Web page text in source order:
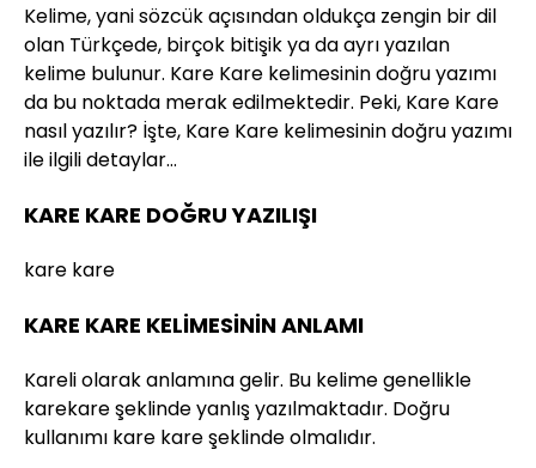
Kelime, yani sözcük açısından oldukça zengin bir dil
olan Türkçede, birçok bitişik ya da ayrı yazılan
kelime bulunur. Kare Kare kelimesinin doğru yazımı
da bu noktada merak edilmektedir. Peki, Kare Kare
nasıl yazılır? İşte, Kare Kare kelimesinin doğru yazımı
ile ilgili detaylar…
KARE KARE DOĞRU YAZILIŞI
kare kare
KARE KARE KELİMESİNİN ANLAMI
Kareli olarak anlamına gelir. Bu kelime genellikle
karekare şeklinde yanlış yazılmaktadır. Doğru
kullanımı kare kare şeklinde olmalıdır.